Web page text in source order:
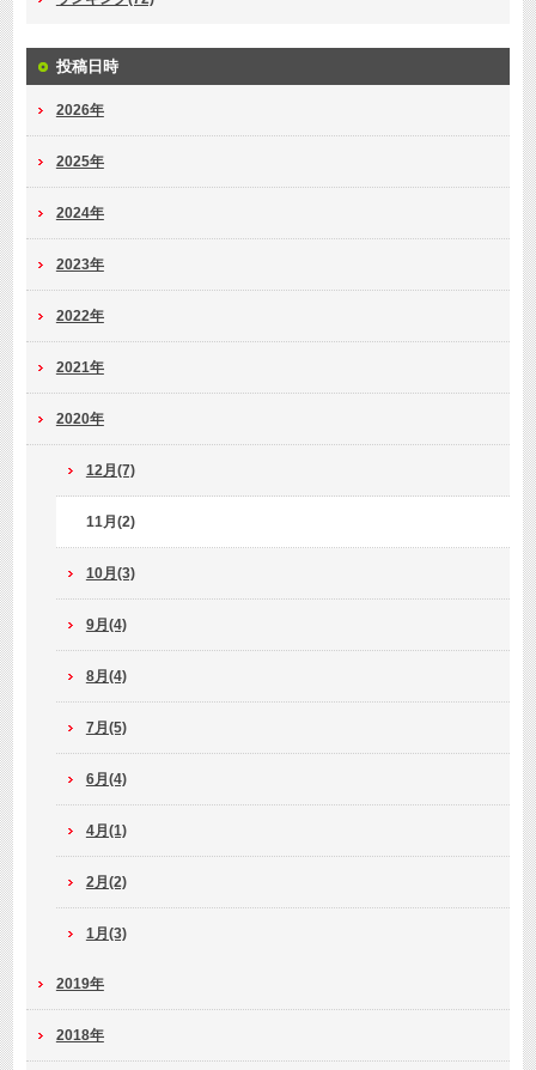
投稿日時
2026年
2025年
2024年
2023年
2022年
2021年
2020年
12月(7)
11月(2)
10月(3)
9月(4)
8月(4)
7月(5)
6月(4)
4月(1)
2月(2)
1月(3)
2019年
2018年